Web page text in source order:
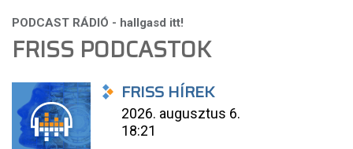
FRISS PODCASTOK
FRISS HÍREK
2026. augusztus 6.
18:21